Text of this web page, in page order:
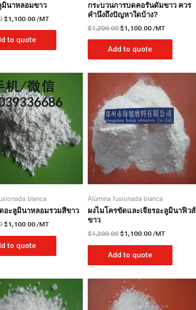
มินาหลอมขาว
$1,100.00/MT
to quote
กระบวนการบดคอรันดัมขาว ควร
คำนึงถึงปัญหาใดบ้าง?
$1,200.00 $1,100.00/MT
Add to quote
blanca
ดอะลูมินาหลอมรวมสีขาว
$1,100.00/MT
to quote
Alúmina fusionada blanca
ผงไมโครขัดและเจียรอะลูมินาฟิวส์
ขาว
$1,200.00 $1,100.00/MT
Add to quote